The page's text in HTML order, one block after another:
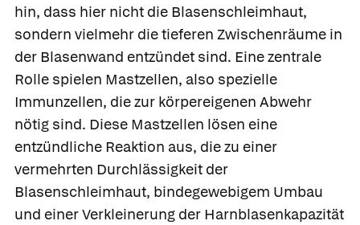
hin, dass hier nicht die Blasenschleimhaut,
sondern vielmehr die tieferen Zwischenräume in
der Blasenwand entzündet sind. Eine zentrale
Rolle spielen Mastzellen, also spezielle
Immunzellen, die zur körpereigenen Abwehr
nötig sind. Diese Mastzellen lösen eine
entzündliche Reaktion aus, die zu einer
vermehrten Durchlässigkeit der
Blasenschleimhaut, bindegewebigem Umbau
und einer Verkleinerung der Harnblasenkapazität